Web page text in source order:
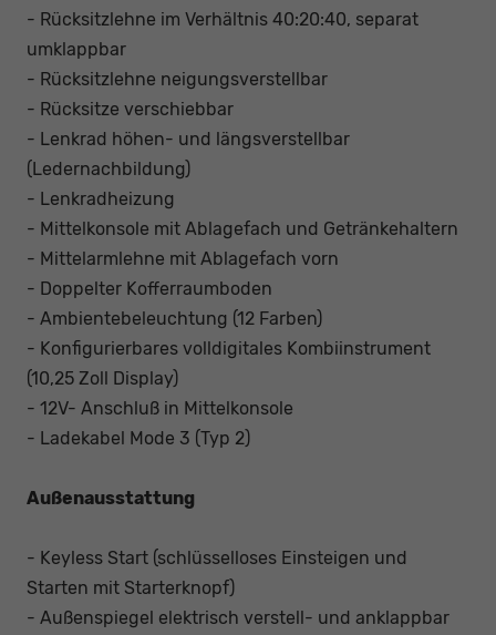
- Rücksitzlehne im Verhältnis 40:20:40, separat
umklappbar
- Rücksitzlehne neigungsverstellbar
- Rücksitze verschiebbar
- Lenkrad höhen- und längsverstellbar
(Ledernachbildung)
- Lenkradheizung
- Mittelkonsole mit Ablagefach und Getränkehaltern
- Mittelarmlehne mit Ablagefach vorn
- Doppelter Kofferraumboden
- Ambientebeleuchtung (12 Farben)
- Konfigurierbares volldigitales Kombiinstrument
(10,25 Zoll Display)
- 12V- Anschluß in Mittelkonsole
- Ladekabel Mode 3 (Typ 2)
Außenausstattung
- Keyless Start (schlüsselloses Einsteigen und
Starten mit Starterknopf)
- Außenspiegel elektrisch verstell- und anklappbar